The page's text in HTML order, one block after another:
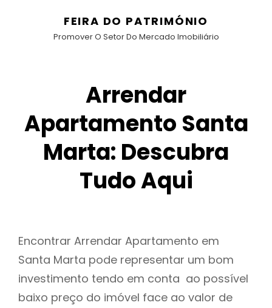
FEIRA DO PATRIMÓNIO
Promover O Setor Do Mercado Imobiliário
Arrendar
Apartamento Santa
Marta: Descubra
Tudo Aqui
Encontrar Arrendar Apartamento em
Santa Marta pode representar um bom
investimento tendo em conta ao possível
baixo preço do imóvel face ao valor de